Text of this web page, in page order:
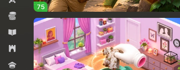
Economía
Educativo
Estrategia
Juego de preguntas
75